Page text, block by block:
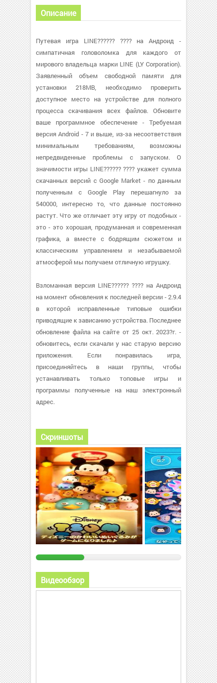
Описание
Путевая игра LINE?????? ???? на Андроид -
симпатичная головоломка для каждого от
мирового владельца марки LINE (LY Corporation).
Заявленный объем свободной памяти для
установки 218MB, необходимо проверить
доступное место на устройстве для полного
процесса скачивания всех файлов. Обновите
ваше программное обеспечение - Требуемая
версия Android - 7 и выше, из-за несоответствия
минимальным требованиям, возможны
непредвиденные проблемы с запуском. О
значимости игры LINE?????? ???? укажет сумма
скачанных версий с Google Market - по данным
полученным с Google Play перешагнуло за
540000, интересно то, что данные постоянно
растут. Что же отличает эту игру от подобных -
это - это хорошая, продуманная и современная
графика, а вместе с бодрящим сюжетом и
классическим управлением и незабываемой
атмосферой мы получаем отличную игрушку.
Взломанная версия LINE?????? ???? на Андроид
на момент обновления к последней версии - 2.9.4
в которой исправленные типовые ошибки
приводящие к зависанию устройства. Последнее
обновление файла на сайте от 25 окт. 2023?г. -
обновитесь, если скачали у нас старую версию
приложения. Если понравилась игра,
присоединяйтесь в наши группы, чтобы
устанавливать только топовые игры и
программы полученные на наш электронный
адрес.
Скриншоты
Видеообзор